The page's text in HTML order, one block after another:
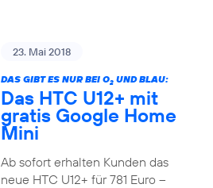
23. Mai 2018
DAS GIBT ES NUR BEI O2UND BLAU:
Das HTC U12+ mit
gratis Google Home
Mini
Ab sofort erhalten Kunden das
neue HTC U12+ für 781 Euro –